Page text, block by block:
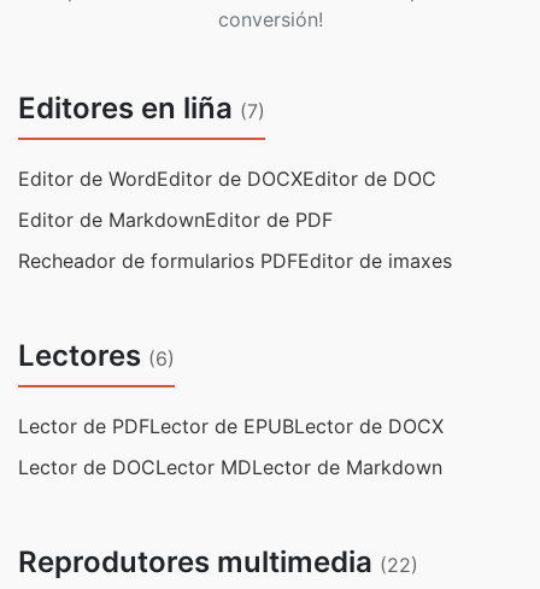
conversión!
Editores en liña (7)
Editor de WordEditor de DOCXEditor de DOC
Editor de MarkdownEditor de PDF
Recheador de formularios PDFEditor de imaxes
Lectores (6)
Lector de PDFLector de EPUBLector de DOCX
Lector de DOCLector MDLector de Markdown
Reprodutores multimedia (22)